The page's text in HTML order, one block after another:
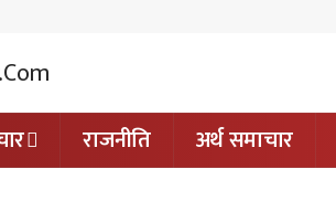
राजनीति अर्थ समाचार